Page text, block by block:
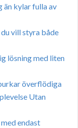
än kylar fulla av
vill styra både
lösning med liten
överflödiga
Utan
endast